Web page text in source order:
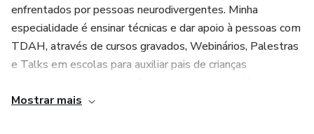
enfrentados por pessoas neurodivergentes. Minha
especialidade é ensinar técnicas e dar apoio à pessoas com
TDAH, através de cursos gravados, Webinários, Palestras
e Talks em escolas para auxiliar pais de crianças
Mostrar mais